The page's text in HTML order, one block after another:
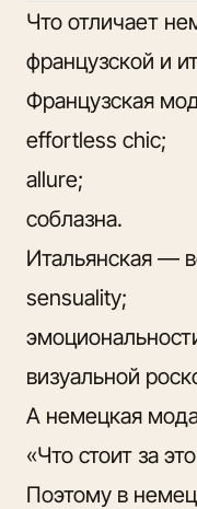
Что отличает
французской и
Французская
effortless chic;
allure;
соблазна.
Итальянская —
sensuality;
визуальной
А немецкая
«Что стоит за
Поэтому в